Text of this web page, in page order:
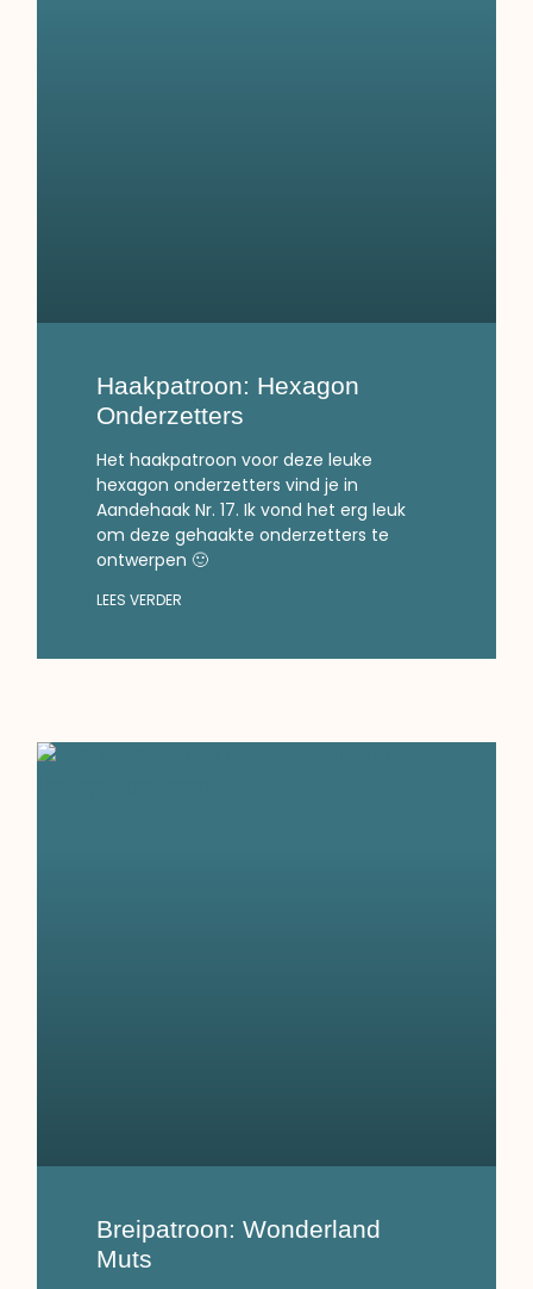
Haakpatroon: Hexagon
Onderzetters
Het haakpatroon voor deze leuke
hexagon onderzetters vind je in
Aandehaak Nr. 17. Ik vond het erg leuk
om deze gehaakte onderzetters te
ontwerpen 🙂
LEES VERDER
Breipatroon: Wonderland
Muts